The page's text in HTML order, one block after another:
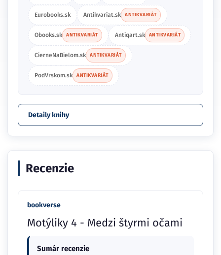
Eurobooks.sk Antikvariat.sk ANTIKVARIÁT
Obooks.sk ANTIKVARIÁT Antiqart.sk ANTIKVARIÁT
CierneNaBielom.sk ANTIKVARIÁT
PodVrskom.sk ANTIKVARIÁT
Detaily knihy
Recenzie
bookverse
Motýliky 4 - Medzi štyrmi očami
Sumár recenzie